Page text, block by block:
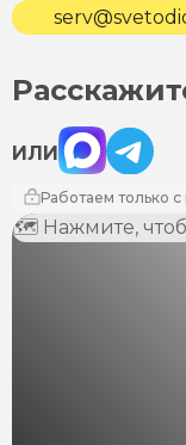
ИЛИ
Max Telegram
Работаем только
🗺 Нажмите,